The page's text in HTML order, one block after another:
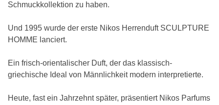
Schmuckkollektion zu haben.
Und 1995 wurde der erste Nikos Herrenduft SCULPTURE
HOMME lanciert.
Ein frisch-orientalischer Duft, der das klassisch-
griechische Ideal von Männlichkeit modern interpretierte.
Heute, fast ein Jahrzehnt später, präsentiert Nikos Parfums